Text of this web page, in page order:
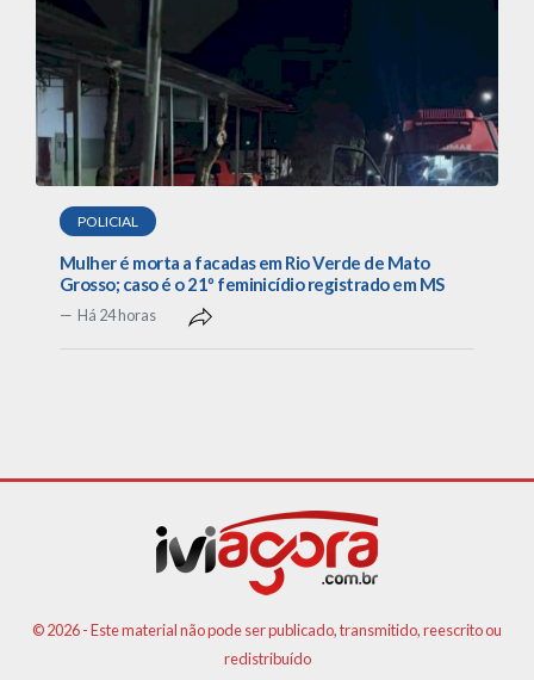
POLICIAL
Mulher é morta a facadas em Rio Verde de Mato
Grosso; caso é o 21º feminicídio registrado em MS
Há 24 horas
© 2026 - Este material não pode ser publicado, transmitido, reescrito ou
redistribuído